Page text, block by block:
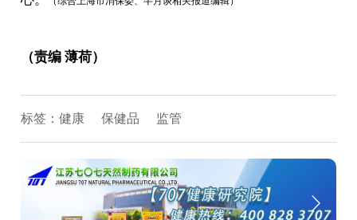
（责编 薄荷）
标签：健康 保健品 监管